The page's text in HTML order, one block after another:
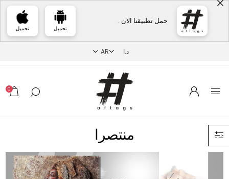
حمل تطبيقنا الان .
تحميل تحميل
0
منتصرا